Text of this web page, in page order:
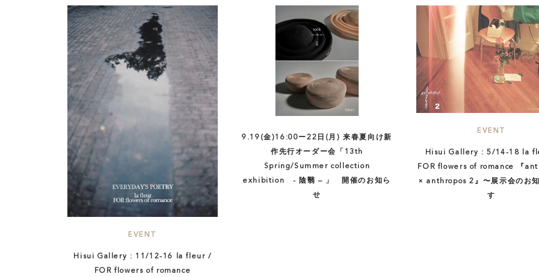
EVENT
Hisui Gallery : 11/12-16 la fleur /
FOR flowers of romance
9.19(金)16:00ー22日(月) 来春夏向け新
作先行オーダー会「13th
Spring/Summer collection
exhibition - 陰翳 – 」 開催のお知ら
せ
EVENT
Hisui Gallery : 5/14-18 la
FOR flowers of romance 『
× anthropos 2』〜展示会のお
す